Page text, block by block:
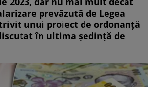
prevăzută de Legea
unui proiect de ordonanță
în ultima şedinţă de